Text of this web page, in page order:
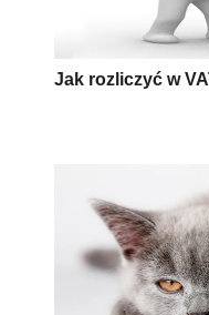
Jak rozliczyć w